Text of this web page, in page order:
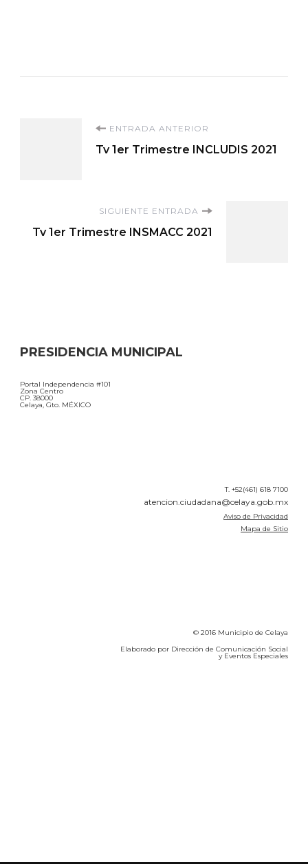
Navegación
entradas
ENTRADA ANTERIOR
Tv 1er Trimestre INCLUDIS 2021
SIGUIENTE ENTRADA
Tv 1er Trimestre INSMACC 2021
PRESIDENCIA MUNICIPAL
Portal Independencia #101
Zona Centro
CP. 38000
Celaya, Gto. MÉXICO
T. +52(461) 618 7100
atencion.ciudadana@celaya.gob.mx
Aviso de Privacidad
Mapa de Sitio
© 2016 Municipio de Celaya
Elaborado por Dirección de Comunicación Social
y Eventos Especiales